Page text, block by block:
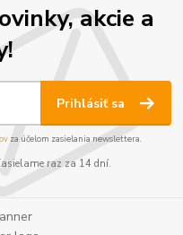
akcie a
Prihlásiť sa
za účelom zasielania newslettera.
raz za 14 dní.